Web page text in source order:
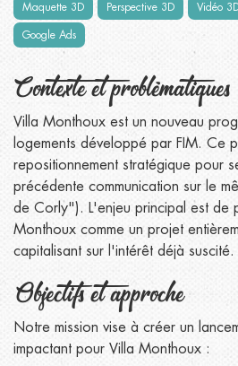
Maquette 3D Perspective 3D Vidéo
Google Ads
Contexte et problématiques
Villa Monthoux est un nouveau
logements développé par FIM. Ce
repositionnement stratégique pour
précédente communication sur le
de Corly"). L'enjeu principal est de
Monthoux comme un projet
capitalisant sur l'intérêt déjà suscité.
Objectifs et approche
Notre mission vise à créer un
impactant pour Villa Monthoux :